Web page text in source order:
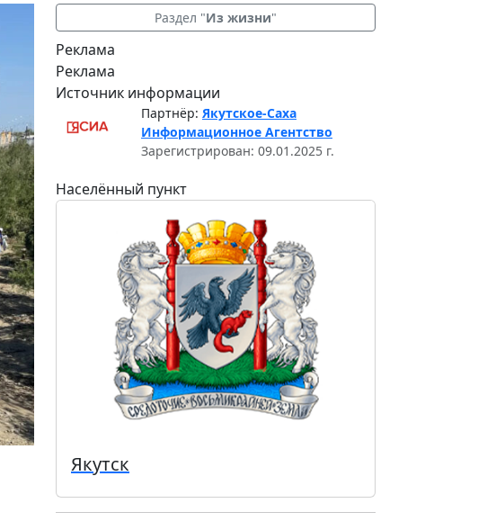
Раздел "Из жизни"
Реклама
Реклама
Источник информации
Партнёр: Якутское-Саха
Информационное Агентство
Зарегистрирован: 09.01.2025 г.
Населённый пункт
Якутск